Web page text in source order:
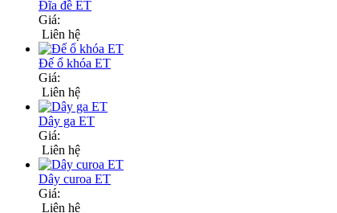
Đĩa đề ET
Giá:
Liên hệ
Đế ổ khóa ET
Giá:
Liên hệ
Dây ga ET
Giá:
Liên hệ
Dây curoa ET
Giá:
Liên hệ